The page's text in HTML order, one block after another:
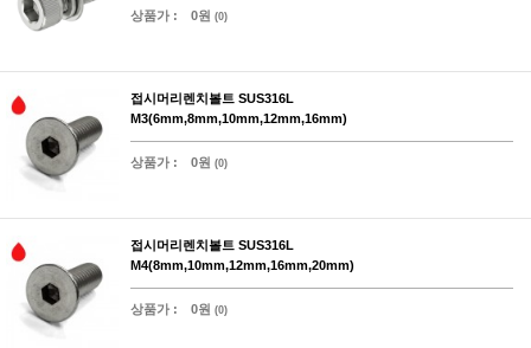
상품가 : 0원 (0)
접시머리렌치볼트 SUS316L
M3(6mm,8mm,10mm,12mm,16mm)
상품가 : 0원 (0)
접시머리렌치볼트 SUS316L
M4(8mm,10mm,12mm,16mm,20mm)
상품가 : 0원 (0)